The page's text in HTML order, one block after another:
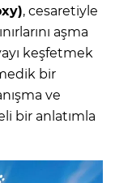
, cesaretiyle
aşma
keşfetmek
bir
ve
bir anlatımla